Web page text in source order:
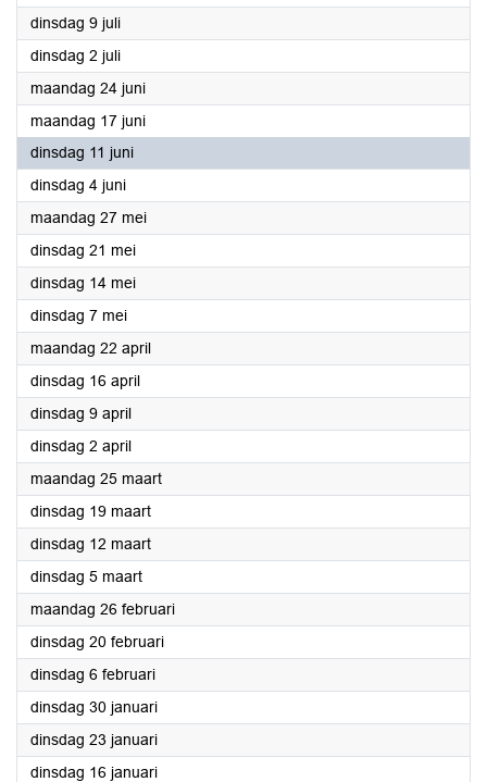
dinsdag 9 juli2024
dinsdag 2 juli2024
maandag 24 juni2024
maandag 17 juni2024
dinsdag 11 juni2024
dinsdag 4 juni2024
maandag 27 mei2024
dinsdag 21 mei2024
dinsdag 14 mei2024
dinsdag 7 mei2024
maandag 22 april2024
dinsdag 16 april2024
dinsdag 9 april2024
dinsdag 2 april2024
maandag 25 maart2024
dinsdag 19 maart2024
dinsdag 12 maart2024
dinsdag 5 maart2024
maandag 26 februari2024
dinsdag 20 februari2024
dinsdag 6 februari2024
dinsdag 30 januari2024
dinsdag 23 januari2024
dinsdag 16 januari2024